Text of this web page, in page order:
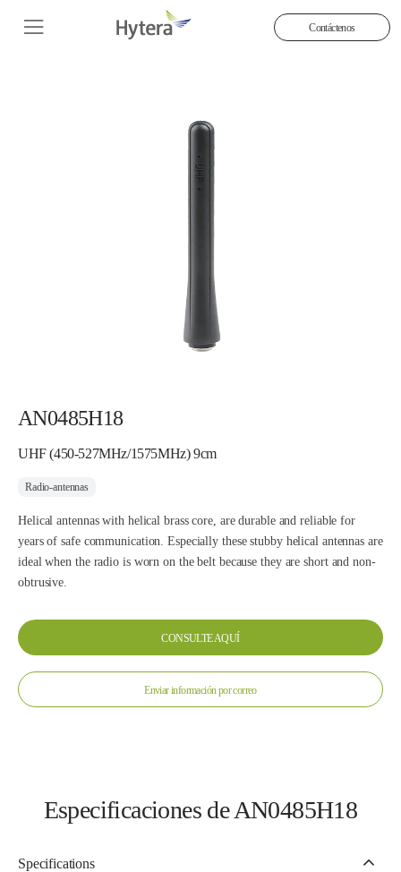
Contáctenos
AN0485H18
UHF (450-527MHz/1575MHz) 9cm
Radio-antennas
Helical antennas with helical brass core, are durable and reliable for
years of safe communication. Especially these stubby helical antennas are
ideal when the radio is worn on the belt because they are short and non-
obtrusive.
CONSULTE AQUÍ
Enviar información por correo
Especificaciones de AN0485H18
Specifications